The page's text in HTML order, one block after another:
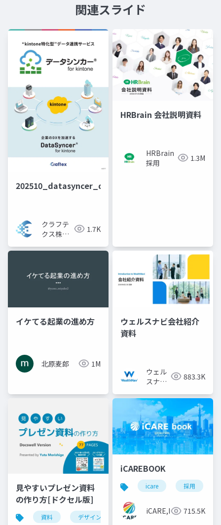
関連スライド
202510_datasyncer_disp
クラフテ
クス株式
1.7K
HRBrain 会社説明資料
HRBrain
採用
1.3M
イケてる起業の進め方
北原麦郎 1M
ウェルスナビ会社紹介
資料
ウェル
スナビ
社
883.3K
見やすいプレゼン資料
の作り方[ドクセル版]
資料 デザイン 資料作成 powerpoint
iCAREBOOK
icare 採用
iCARE,Inc 715.5K